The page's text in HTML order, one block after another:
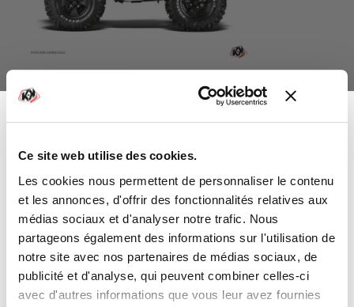
Ce site web utilise des cookies.
Les cookies nous permettent de personnaliser le contenu
et les annonces, d'offrir des fonctionnalités relatives aux
médias sociaux et d'analyser notre trafic. Nous
partageons également des informations sur l'utilisation de
notre site avec nos partenaires de médias sociaux, de
publicité et d'analyse, qui peuvent combiner celles-ci
avec d'autres informations que vous leur avez fournies
TGB ATV STAGE GRAPHIC KIT BLUE-
BLACK
-10%
Sur l'ensemble de votre commande